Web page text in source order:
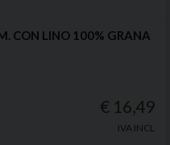
CON LINO 100% GRANA
€ 16,49
IVA INCL